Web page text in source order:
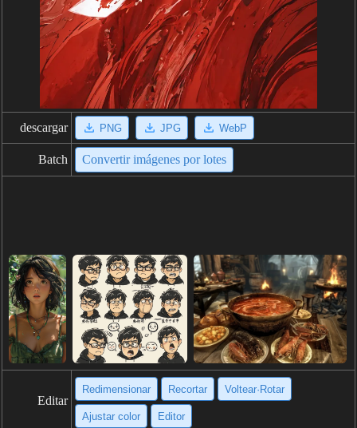
descargar PNG JPG WebP
Batch Convertir imágenes por lotes
Editar
Redimensionar Recortar Voltear·Rotar
Ajustar color Editor